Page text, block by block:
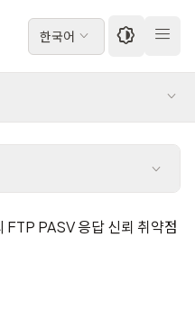
한국어
PASV 응답 신뢰 취약점